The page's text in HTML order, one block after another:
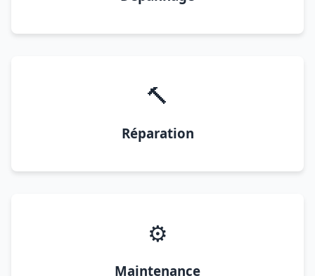
🔨
Réparation
⚙️
Maintenance